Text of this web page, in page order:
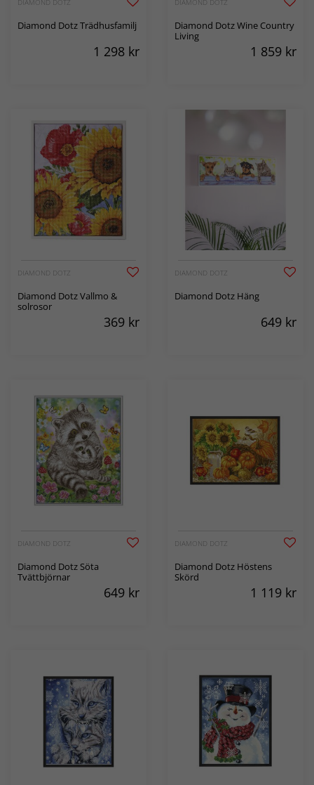
DIAMOND DOTZ
Diamond Dotz Trädhusfamilj
1 298 kr
DIAMOND DOTZ
Diamond Dotz Wine Country
Living
1 859 kr
DIAMOND DOTZ
Diamond Dotz Vallmo &
solrosor
369 kr
DIAMOND DOTZ
Diamond Dotz Häng
649 kr
DIAMOND DOTZ
Diamond Dotz Söta
Tvättbjörnar
649 kr
DIAMOND DOTZ
Diamond Dotz Höstens
Skörd
1 119 kr